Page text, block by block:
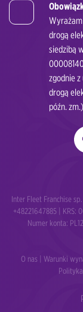
drogą
siedzibą
zgodnie z
drogą
późn.
Inter Fleet Franchise
+48221647885 | KRS:
Numer konta:
O nas Warunki